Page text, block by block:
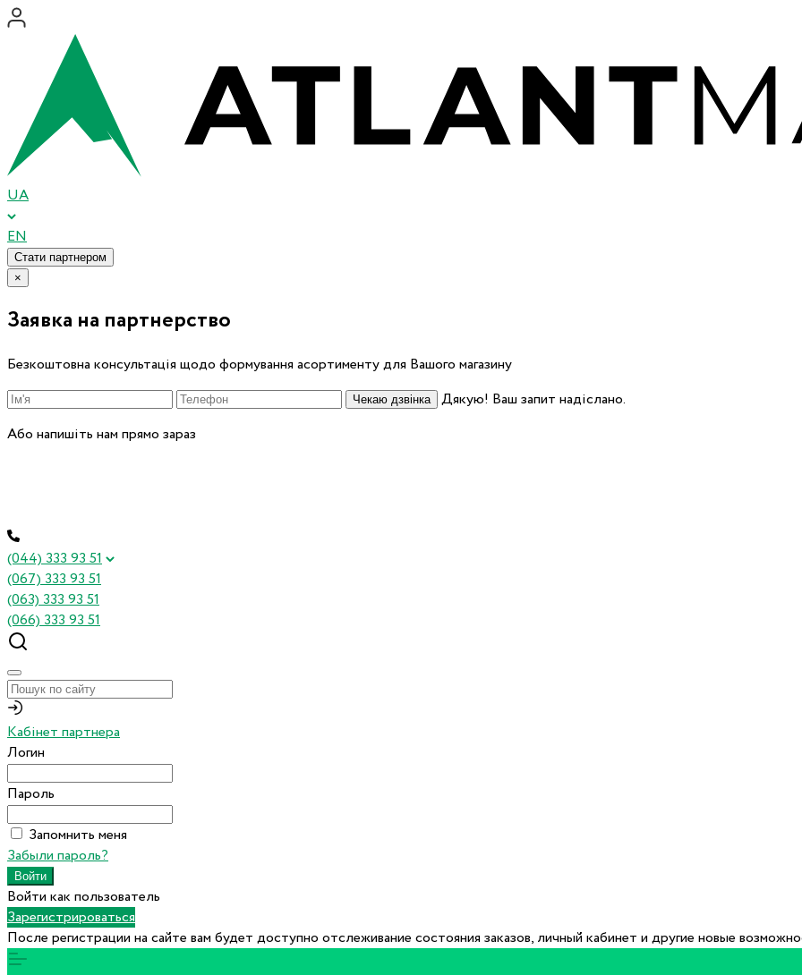
UA
EN
Стати партнером
×
Заявка на партнерство
Безкоштовна консультація щодо формування асортименту для Вашого магазину
Чекаю дзвінка
Дякую! Ваш запит надіслано.
Або напишіть нам прямо зараз
(044) 333 93 51
(067) 333 93 51
(063) 333 93 51
(066) 333 93 51
Кабінет партнера
Логин
Пароль
Запомнить меня
Забыли пароль?
Войти как пользователь
Зарегистрироваться
После регистрации на сайте вам будет доступно отслеживание состояния заказов, личный кабинет и другие новые